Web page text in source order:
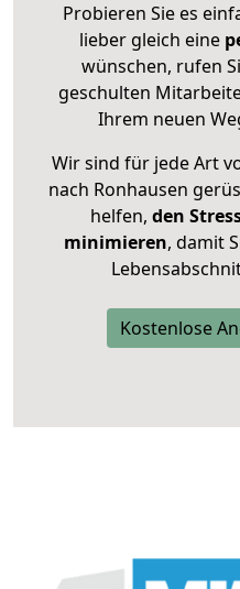
Probieren Sie es
lieber gleich eine
wünschen, rufen
geschulten
Ihrem neuen
Wir sind für jede Art
nach Ronhausen
helfen, den
minimieren, damit
Kostenlose